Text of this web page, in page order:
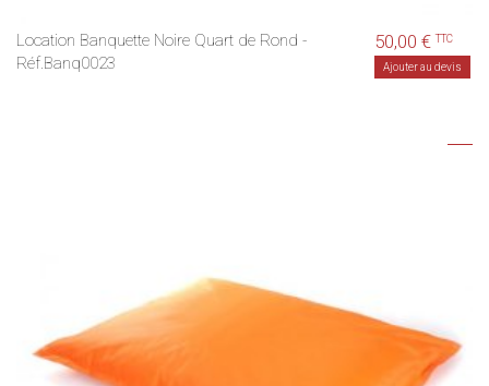
Location Banquette Noire Quart de Rond -
Réf.Banq0023
50,00 €TTC
Ajouter au devis